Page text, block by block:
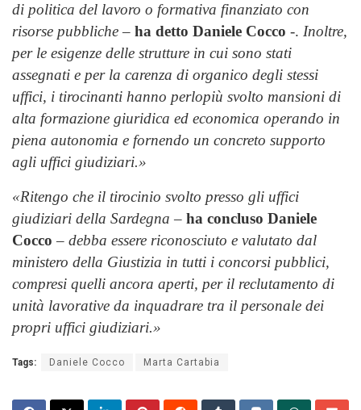
di politica del lavoro o formativa finanziato con
risorse pubbliche– ha detto Daniele Cocco -. Inoltre,
per le esigenze delle strutture in cui sono stati
assegnati e per la carenza di organico degli stessi
uffici, i tirocinanti hanno perlopiù svolto mansioni di
alta formazione giuridica ed economica operando in
piena autonomia e fornendo un concreto supporto
agli uffici giudiziari.»
«Ritengo che il tirocinio svolto presso gli uffici
giudiziari della Sardegna – ha concluso Daniele
Cocco – debba essere riconosciuto e valutato dal
ministero della Giustizia in tutti i concorsi pubblici,
compresi quelli ancora aperti, per il reclutamento di
unità lavorative da inquadrare tra il personale dei
propri uffici giudiziari.»
Tags: Daniele Cocco Marta Cartabia